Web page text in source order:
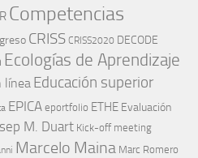
Competencias
CRISS CRISS2020 DECODE
Ecologías de Aprendizaje
línea Educación superior
EPICA eportfolio ETHE Evaluación
M. Duart Kick-off meeting
Marcelo Maina Marc Romero